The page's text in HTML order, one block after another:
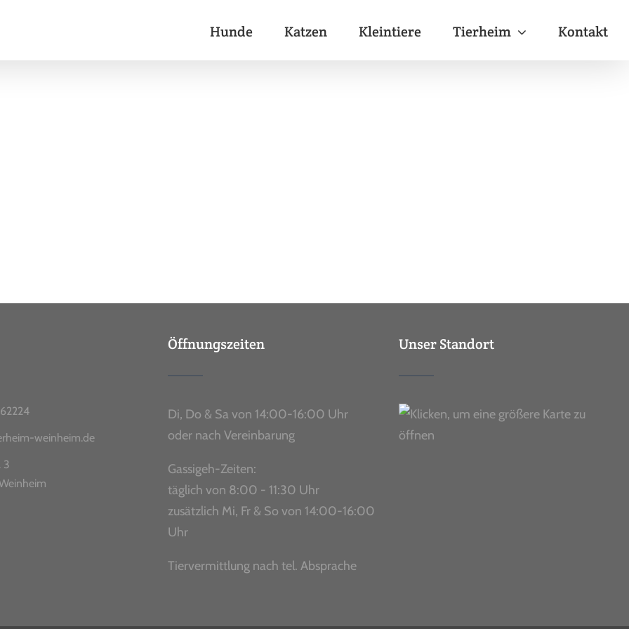
Hunde Katzen Kleintiere Tierheim Kontakt
weinheim.de
3
Öffnungszeiten
Di, Do & Sa von 14:00-16:00 Uhr
oder nach Vereinbarung
Gassigeh-Zeiten:
täglich von 8:00 - 11:30 Uhr
zusätzlich Mi, Fr & So von 14:00-16:00
Uhr
Tiervermittlung nach tel. Absprache
Unser Standort